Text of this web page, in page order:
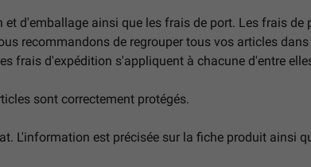
d'emballage ainsi que les frais de port. Les frais
recommandons de regrouper tous vos articles
frais d'expédition s'appliquent à chacune d'entre
sont correctement protégés.
L'information est précisée sur la fiche produit ainsi